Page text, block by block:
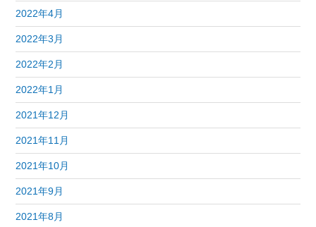
2022年4月
2022年3月
2022年2月
2022年1月
2021年12月
2021年11月
2021年10月
2021年9月
2021年8月